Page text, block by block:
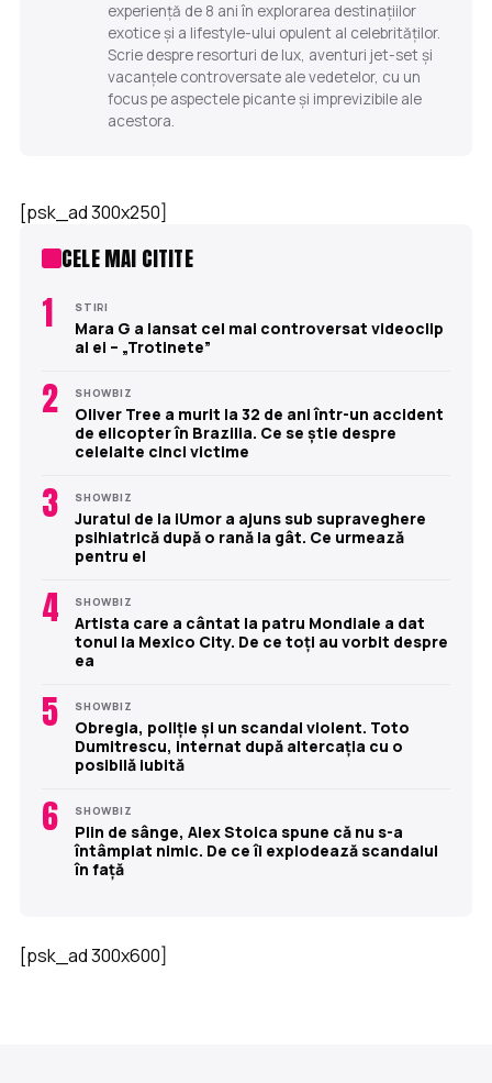
experiență de 8 ani în explorarea destinațiilor
exotice și a lifestyle-ului opulent al celebrităților.
Scrie despre resorturi de lux, aventuri jet-set și
vacanțele controversate ale vedetelor, cu un
focus pe aspectele picante și imprevizibile ale
acestora.
[psk_ad 300x250]
CELE MAI CITITE
1 STIRI
Mara G a lansat cel mai controversat videoclip
al ei – „Trotinete”
2 SHOWBIZ
Oliver Tree a murit la 32 de ani într-un accident
de elicopter în Brazilia. Ce se știe despre
celelalte cinci victime
3 SHOWBIZ
Juratul de la iUmor a ajuns sub supraveghere
psihiatrică după o rană la gât. Ce urmează
pentru el
4 SHOWBIZ
Artista care a cântat la patru Mondiale a dat
tonul la Mexico City. De ce toți au vorbit despre
ea
5 SHOWBIZ
Obregia, poliție și un scandal violent. Toto
Dumitrescu, internat după altercația cu o
posibilă iubită
6 SHOWBIZ
Plin de sânge, Alex Stoica spune că nu s-a
întâmplat nimic. De ce îi explodează scandalul
în față
[psk_ad 300x600]